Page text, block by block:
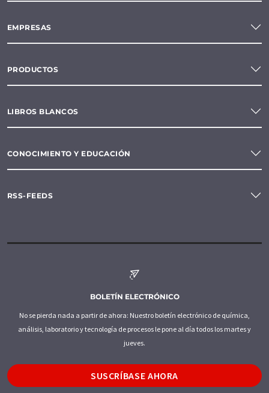
EMPRESAS
PRODUCTOS
LIBROS BLANCOS
CONOCIMIENTO Y EDUCACIÓN
RSS-FEEDS
BOLETÍN ELECTRÓNICO
No se pierda nada a partir de ahora: Nuestro boletín electrónico de química,
análisis, laboratorio y tecnología de procesos le pone al día todos los martes y
jueves.
SUSCRÍBASE AHORA